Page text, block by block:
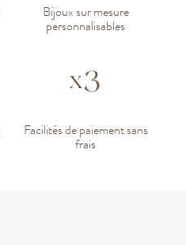
Bijoux sur mesure
personnalisables
Facilités de paiement sans
frais